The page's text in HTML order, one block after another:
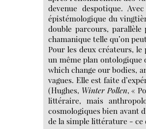
devenue despotique.
épistémologique du
double parcours,
chamanique telle qu’on
Pour les deux créateurs,
un même plan ontologique
which change our bodies,
vagues. Elle est faite
(Hughes, Winter Pollen, «
littéraire, mais
cosmologiques bien avant
de la simple littérature - ce